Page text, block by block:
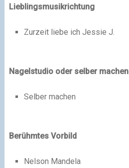
Lieblingsmusikrichtung
Zurzeit liebe ich Jessie J.
Nagelstudio oder selber machen
Selber machen
Berühmtes Vorbild
Nelson Mandela